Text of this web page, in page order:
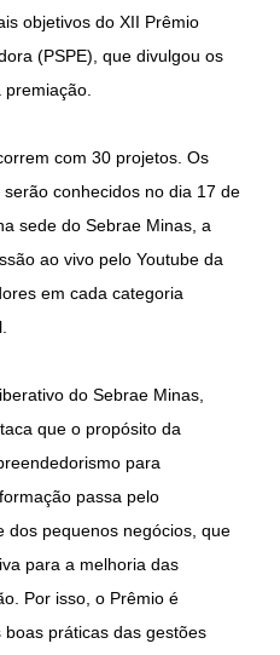
objetivos do XII Prêmio
(PSPE), que divulgou os
premiação.
com 30 projetos. Os
conhecidos no dia 17 de
sede do Sebrae Minas, a
ao vivo pelo Youtube da
em cada categoria
do Sebrae Minas,
que o propósito da
para
passa pelo
dos pequenos negócios, que
para a melhoria das
Por isso, o Prêmio é
práticas das gestões